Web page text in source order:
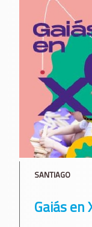
SANTIAGO
Gaiás en